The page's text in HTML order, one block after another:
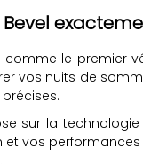
comme le premier
vos nuits de
sur la technologie
vos